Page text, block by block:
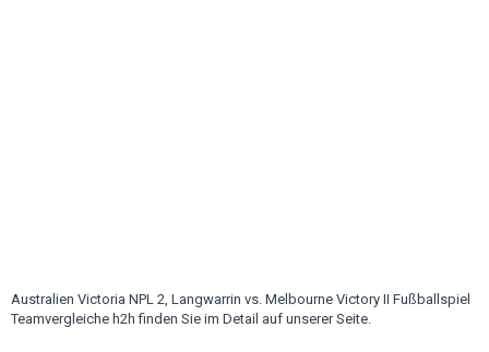
Australien Victoria NPL 2, Langwarrin vs. Melbourne Victory II Fußballspiel
Teamvergleiche h2h finden Sie im Detail auf unserer Seite.